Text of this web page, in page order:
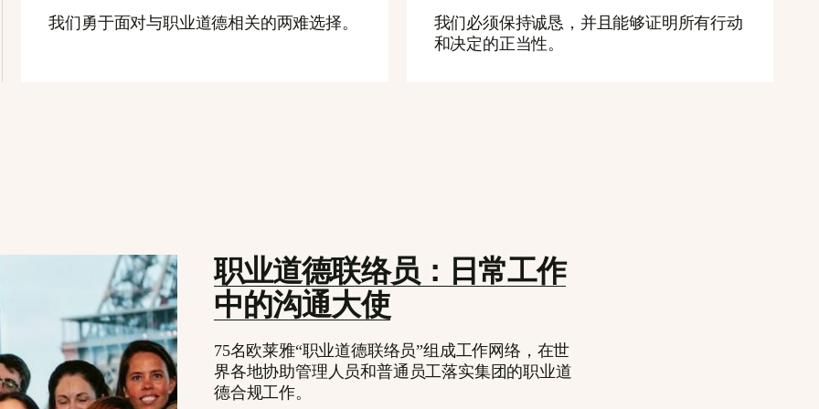
我们勇于面对与职业道德相关的两难选择。
我们必须保持诚恳，并且能够证明所有行动
和决定的正当性。
职业道德联络员：日常工作
中的沟通大使
75名欧莱雅“职业道德联络员”组成工作网络，在世
界各地协助管理人员和普通员工落实集团的职业道
德合规工作。